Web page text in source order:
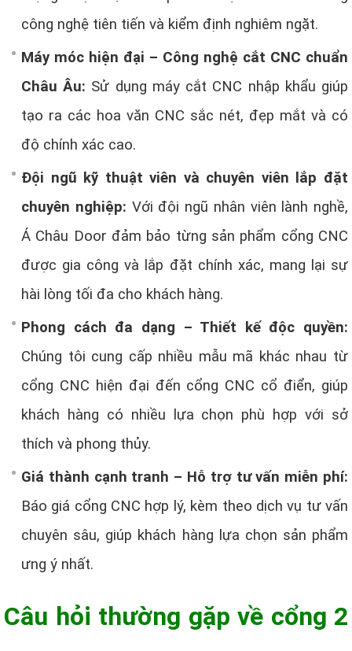
công nghệ tiên tiến và kiểm định nghiêm ngặt.
Máy móc hiện đại – Công nghệ cắt CNC chuẩn
Châu Âu: Sử dụng máy cắt CNC nhập khẩu giúp
tạo ra các hoa văn CNC sắc nét, đẹp mắt và có
độ chính xác cao.
Đội ngũ kỹ thuật viên và chuyên viên lắp đặt
chuyên nghiệp: Với đội ngũ nhân viên lành nghề,
Á Châu Door đảm bảo từng sản phẩm cổng CNC
được gia công và lắp đặt chính xác, mang lại sự
hài lòng tối đa cho khách hàng.
Phong cách đa dạng – Thiết kế độc quyền:
Chúng tôi cung cấp nhiều mẫu mã khác nhau từ
cổng CNC hiện đại đến cổng CNC cổ điển, giúp
khách hàng có nhiều lựa chọn phù hợp với sở
thích và phong thủy.
Giá thành cạnh tranh – Hỗ trợ tư vấn miễn phí:
Báo giá cổng CNC hợp lý, kèm theo dịch vụ tư vấn
chuyên sâu, giúp khách hàng lựa chọn sản phẩm
ưng ý nhất.
Câu hỏi thường gặp về cổng 2